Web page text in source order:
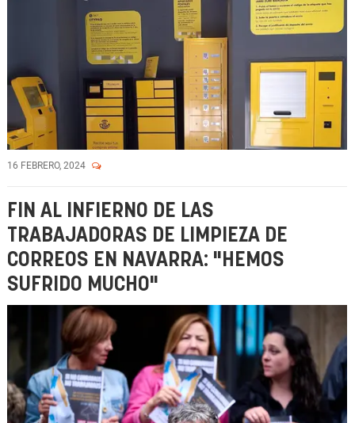
16 FEBRERO, 2024
FIN AL INFIERNO DE LAS
TRABAJADORAS DE LIMPIEZA DE
CORREOS EN NAVARRA: "HEMOS
SUFRIDO MUCHO"